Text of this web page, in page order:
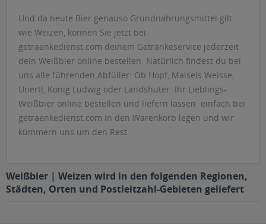
Und da heute Bier genauso Grundnahrungsmittel gilt
wie Weizen, können Sie jetzt bei
getraenkedienst.com deinem Getränkeservice jederzeit
dein Weißbier online bestellen. Natürlich findest du bei
uns alle führenden Abfüller: Ob Hopf, Maisels Weisse,
Unertl, König Ludwig oder Landshuter  Ihr Lieblings-
Weißbier online bestellen und liefern lassen  einfach bei
getraenkedienst.com in den Warenkorb legen und wir
kümmern uns um den Rest.
Weißbier | Weizen wird in den folgenden Regionen,
Städten, Orten und Postleitzahl-Gebieten geliefert